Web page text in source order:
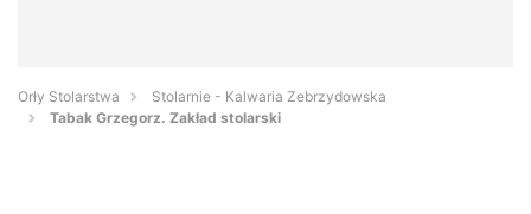
Orły Stolarstwa
Stolarnie - Kalwaria Zebrzydowska
Tabak Grzegorz. Zakład stolarski